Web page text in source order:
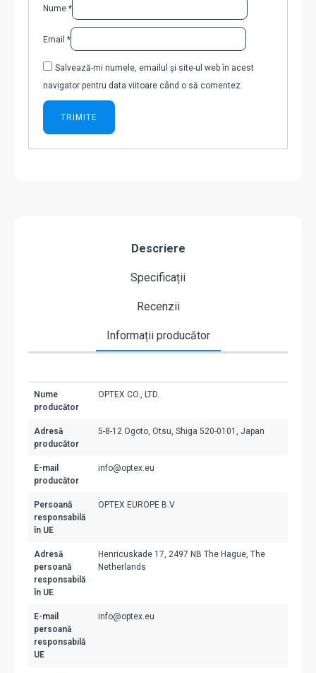
Nume *
Email *
Salvează-mi numele, emailul și site-ul web în acest
navigator pentru data viitoare când o să comentez.
Descriere
Specificații
Recenzii
Informații producător
Nume
producător
OPTEX CO., LTD.
Adresă
producător
5-8-12 Ogoto, Otsu, Shiga 520-0101, Japan
E-mail
producător
info@optex.eu
Persoană
responsabilă
în UE
OPTEX EUROPE B.V
Adresă
persoană
responsabilă
în UE
Henricuskade 17, 2497 NB The Hague, The
Netherlands
E-mail
persoană
responsabilă
UE
info@optex.eu